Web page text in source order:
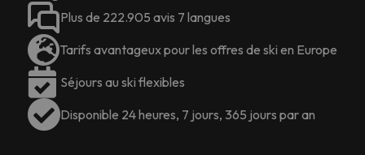
Plus de 222.905 avis 7 langues
Tarifs avantageux pour les offres de ski en Europe
Séjours au ski flexibles
Disponible 24 heures, 7 jours, 365 jours par an